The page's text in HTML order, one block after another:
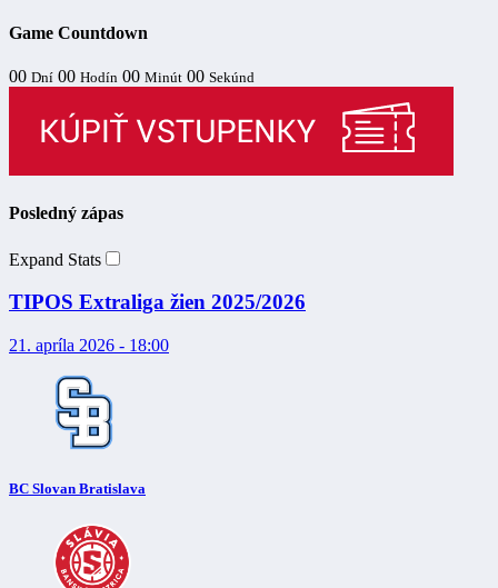
Game Countdown
00 Dní 00 Hodín 00 Minút 00 Sekúnd
Posledný zápas
Expand Stats
TIPOS Extraliga žien 2025/2026
21. apríla 2026 - 18:00
BC Slovan Bratislava